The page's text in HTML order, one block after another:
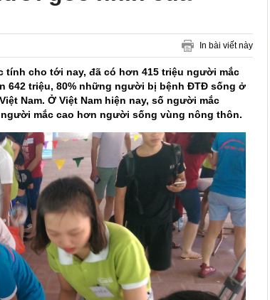
In bài viết này
cho tới nay, đã có hơn 415 triệu người mắc
642 triệu, 80% những người bị bệnh ĐTĐ sống ở
Nam. Ở Việt Nam hiện nay, số người mắc
mắc cao hơn người sống vùng nông thôn.